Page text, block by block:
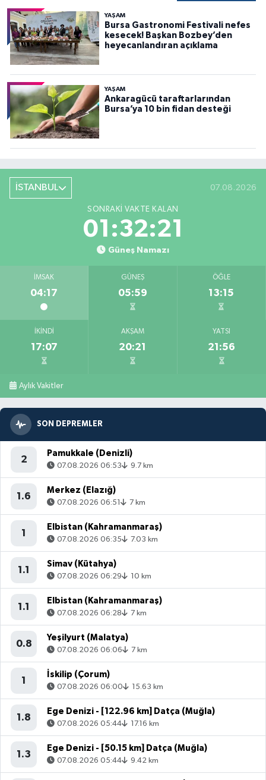
YAŞAM
Bursa Gastronomi Festivali nefes
kesecek! Başkan Bozbey’den
heyecanlandıran açıklama
YAŞAM
Ankaragücü taraftarlarından
Bursa’ya 10 bin fidan desteği
İSTANBUL 07.08.2026
SONRAKI VAKTE KALAN
01:32:20
Güneş Namazı
İMSAK
04:17
GÜNEŞ
05:59
ÖĞLE
13:15
İKINDI
17:07
AKŞAM
20:21
YATSI
21:56
Aylık Vakitler
SON DEPREMLER
2
Pamukkale (Denizli)
07.08.2026 06:53 9.7 km
1.6
Merkez (Elazığ)
07.08.2026 06:51 7 km
1
Elbistan (Kahramanmaraş)
07.08.2026 06:35 7.03 km
1.1
Simav (Kütahya)
07.08.2026 06:29 10 km
1.1
Elbistan (Kahramanmaraş)
07.08.2026 06:28 7 km
0.8
Yeşilyurt (Malatya)
07.08.2026 06:06 7 km
1
İskilip (Çorum)
07.08.2026 06:00 15.63 km
1.8
Ege Denizi - [122.96 km] Datça (Muğla)
07.08.2026 05:44 17.16 km
1.3
Ege Denizi - [50.15 km] Datça (Muğla)
07.08.2026 05:44 9.42 km